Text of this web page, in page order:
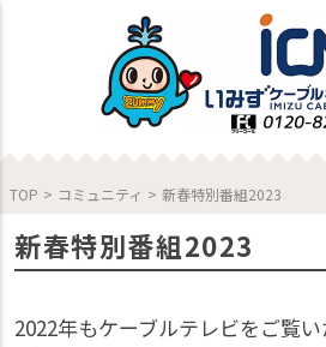
TOP > コミュニティ > 新春特別番組2023
新春特別番組2023
2022年もケーブルテレビをご覧